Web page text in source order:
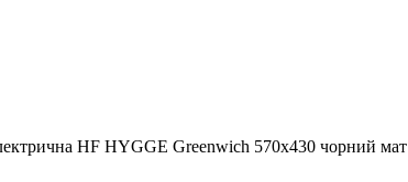
HF HYGGE Greenwich 570х430 чорний мат